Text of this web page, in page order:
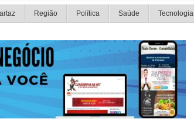
Região Política Saúde Tecnologia